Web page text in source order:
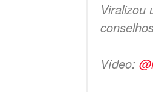
Viralizou
Vídeo: